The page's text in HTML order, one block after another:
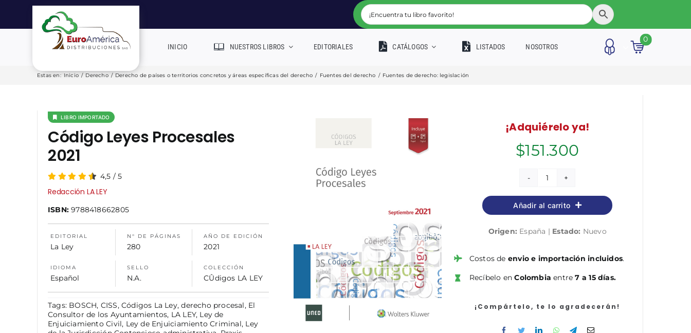
contenido
INICIO NUESTROS LIBROS EDITORIALES CATÁLOGOS LISTADOS NOSOTROS
0
Estas en: Inicio / Derecho / Derecho de países o territorios concretos y áreas específicas del derecho / Fuentes del derecho / Fuentes de derecho: legislación
LIBRO IMPORTADO
Código Leyes Procesales
2021
4,5 /5
Redacción LA LEY
ISBN:9788418662805
EDITORIAL
La Ley
N° DE PÁGINAS
280
AÑO DE EDICIÓN
2021
IDIOMA
Español
SELLO
N.A.
COLECCIÓN
CÛdigos LA LEY
Tags: BOSCH, CISS, Códigos La Ley,derecho procesal, El
Consultor de los Ayuntamientos, LA LEY, Ley de
Enjuiciamiento Civil, Ley de Enjuiciamiento Criminal, Ley
¡Adquiérelo ya!
$151.300
Código
Leyes
Procesales
cantidad
Añadir al carrito
Origen: España | Estado: Nuevo
Costos de envio e importación incluidos.
Recíbelo enColombia entre7 a 15 días.
¡Compártelo, te lo agradecerán!